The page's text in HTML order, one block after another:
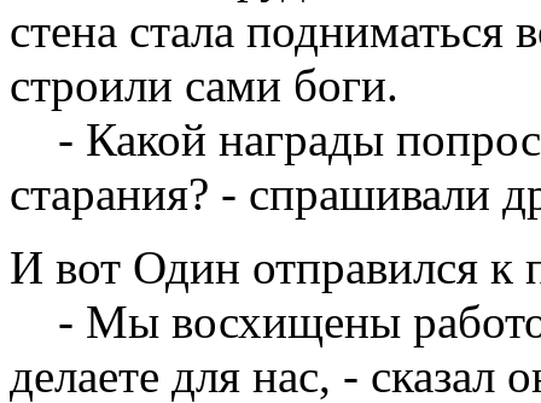
стена стала подниматься
строили сами боги.
- Какой награды
старания? - спрашивали
И вот Один отправился к
- Мы восхищены
делаете для нас, - сказал